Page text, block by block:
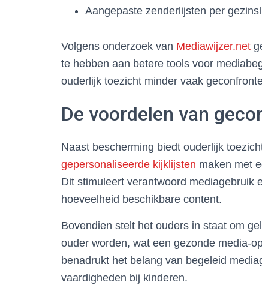
Aangepaste zenderlijsten per
Volgens onderzoek van Mediawijzer.net
te hebben aan betere tools voor
ouderlijk toezicht minder vaak
De voordelen van
Naast bescherming biedt ouderlijk
gepersonaliseerde kijklijsten maken met
Dit stimuleert verantwoord mediagebruik
hoeveelheid beschikbare content.
Bovendien stelt het ouders in staat om
ouder worden, wat een gezonde media-
benadrukt het belang van begeleid
vaardigheden bij kinderen.